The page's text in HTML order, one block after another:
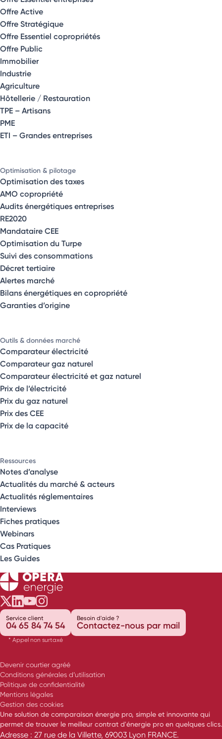
Offre Active
Offre Stratégique
Offre Essentiel copropriétés
Offre Public
Immobilier
Industrie
Agriculture
Hôtellerie / Restauration
TPE – Artisans
PME
ETI – Grandes entreprises
Optimisation & pilotage
Optimisation des taxes
AMO copropriété
Audits énergétiques entreprises
RE2020
Mandataire CEE
Optimisation du Turpe
Suivi des consommations
Décret tertiaire
Alertes marché
Bilans énergétiques en copropriété
Garanties d’origine
Outils & données marché
Comparateur électricité
Comparateur gaz naturel
Comparateur électricité et gaz naturel
Prix de l’électricité
Prix du gaz naturel
Prix des CEE
Prix de la capacité
Ressources
Notes d’analyse
Actualités du marché & acteurs
Actualités réglementaires
Interviews
Fiches pratiques
Webinars
Cas Pratiques
Les Guides
Opéra Énergie sur Twitter
Opéra Énergie sur LinkedIn
Opéra Énergie sur Youtube
Opéra Énergie sur Instagram
Service client
04 65 84 74 54
* Appel non surtaxé
Besoin d'aide ?
Contactez-nous par mail
Devenir courtier agréé
Conditions générales d’utilisation
Politique de confidentialité
Mentions légales
Gestion des cookies
Une solution de comparaison énergie pro, simple et innovante qui
permet de trouver le meilleur contrat d'énergie pro en quelques clics.
Adresse : 27 rue de la Villette, 69003 Lyon FRANCE.